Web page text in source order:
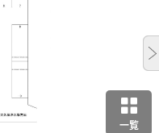
一覧